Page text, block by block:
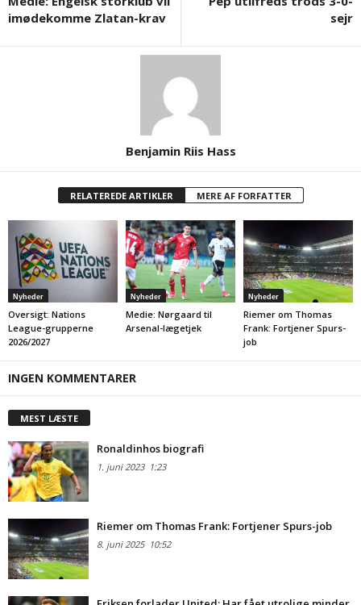
imødekomme Zlatan-krav
sejr
Benjamin Riis Hass
RELATEREDE ARTIKLER MERE AF FORFATTER
Nyheder
Oversigt: Nations
League-grupperne
2026/2027
Nyheder
Medie: Nørgaard til
Arsenal-lægetjek
Nyheder
Riemer om Thomas
Frank: Fortjener Spurs-
job
INGEN KOMMENTARER
MEST LÆSTE
Ronaldinhos biografi
1. juni 20231:23
Riemer om Thomas Frank: Fortjener Spurs-job
8. juni 202510:52